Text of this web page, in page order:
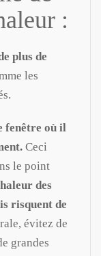
:
plus de
les
fenêtre où il
Ceci
le point
des
risquent de
évitez de
grandes